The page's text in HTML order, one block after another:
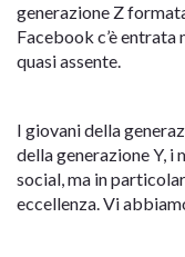
generazione Z
Facebook c’è entrata
quasi assente.
I giovani della
della generazione Y, i
social, ma in
eccellenza. Vi